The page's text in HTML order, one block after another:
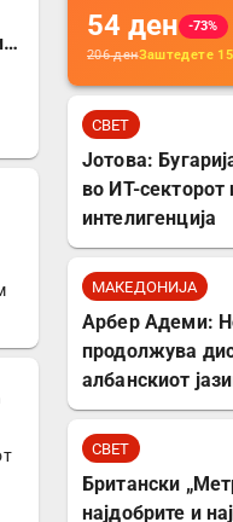
54 ден
-73%
206денЗаштедете
СВЕТ
Јотова:
во ИТ-секторот
интелигенција
МАКЕДОНИЈА
Арбер Адеми:
продолжува
албанскиот
СВЕТ
Британски
најдобрите и